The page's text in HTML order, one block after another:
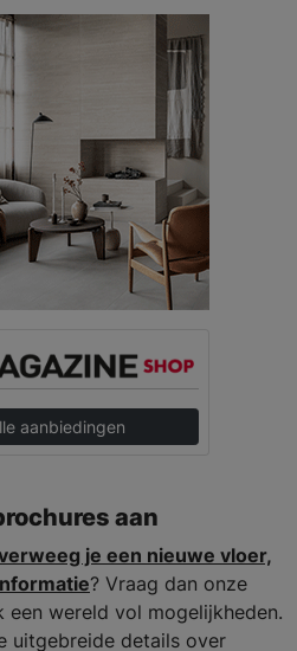
aanbiedingen
aan
je een nieuwe vloer,
? Vraag dan onze
een wereld vol mogelijkheden.
uitgebreide details over